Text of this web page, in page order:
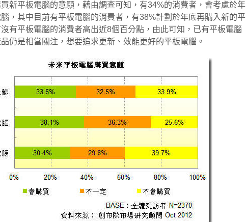
新平板電腦的意願，藉由調查可知，有34%的消費者，會考慮於年
，其中目前有平板電腦的消費者，有38%計劃於年底再購入新的平
有平板電腦的消費者高出近8個百分點，由此可知，已有平板電腦
仍是相當關注，想要追求更新、效能更好的平板電腦。